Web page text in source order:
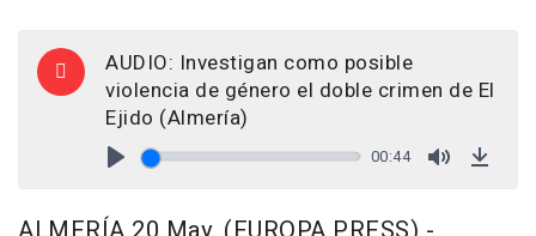
AUDIO: Investigan como posible
violencia de género el doble crimen de El
Ejido (Almería)
00:44